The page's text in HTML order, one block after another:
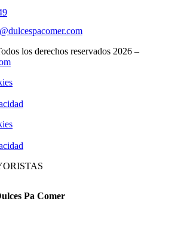
los derechos reservados 2026 –
Pa Comer